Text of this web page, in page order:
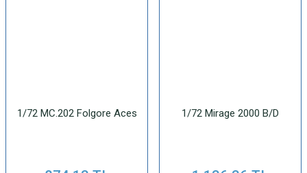
1/72 MC.202 Folgore Aces 1/72 Mirage 2000 B/D